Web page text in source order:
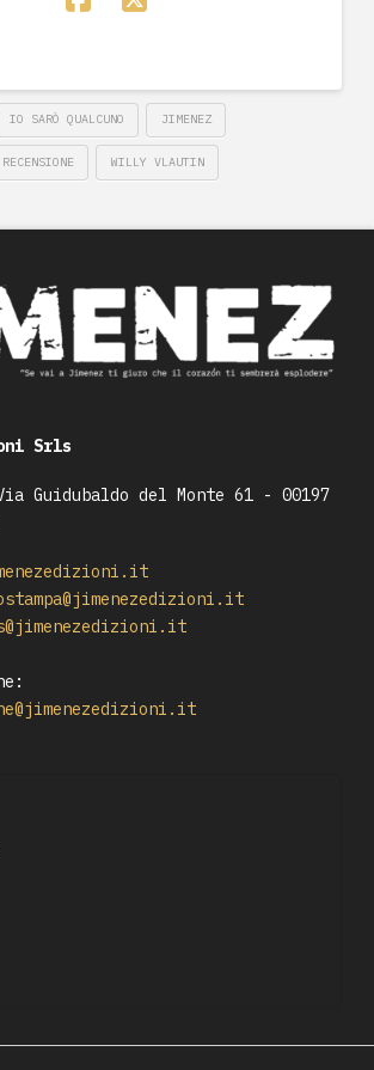
IO SARÒ QUALCUNO JIMENEZ
RECENSIONE WILLY VLAUTIN
Srls
Guidubaldo del Monte 61 - 00197